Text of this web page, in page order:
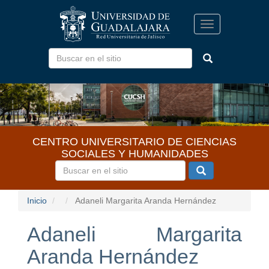
Toggle
navigation
CENTRO UNIVERSITARIO DE CIENCIAS
SOCIALES Y HUMANIDADES
Inicio Adaneli Margarita Aranda Hernández
Adaneli Margarita
Aranda Hernández